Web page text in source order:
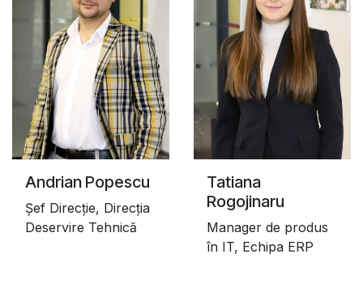
Andrian Popescu
Șef Direcție, Direcția
Deservire Tehnică
Tatiana
Rogojinaru
Manager de produs
în IT, Echipa ERP